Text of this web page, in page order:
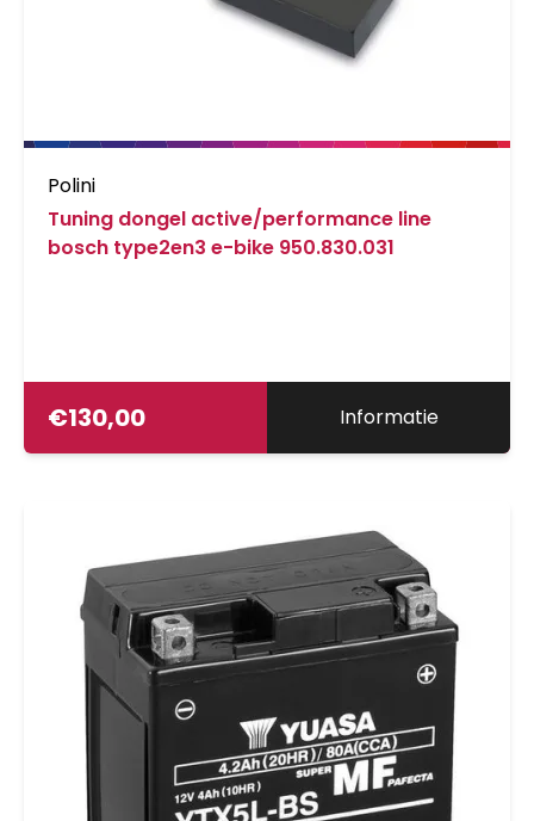
Polini
Tuning dongel active/performance line
bosch type2en3 e-bike 950.830.031
€130,00 Informatie